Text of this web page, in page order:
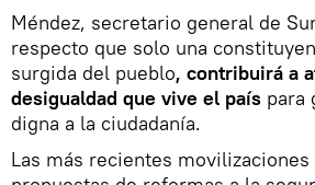
Méndez, secretario general de
respecto que solo una
surgida del pueblo, contribuirá a
desigualdad que vive el país para
digna a la ciudadanía.
Las más recientes